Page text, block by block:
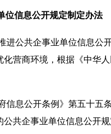
位信息公开规定制定办法
公共企事业单位信息公
营商环境，根据《中华
息公开条例》第五十五
共企事业单位信息公开规